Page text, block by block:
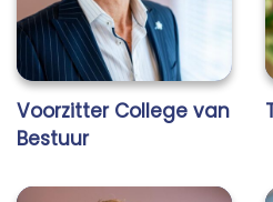
Voorzitter College van
Bestuur